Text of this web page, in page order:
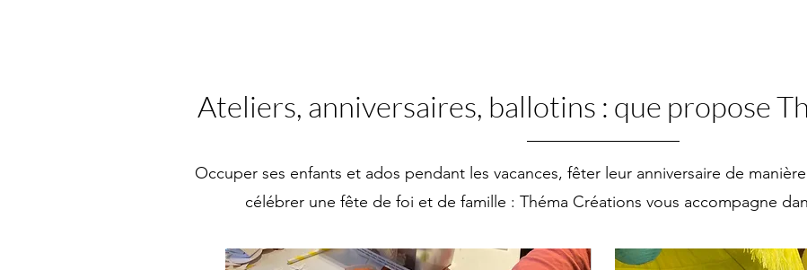
Ateliers, anniversaires, ballotins : que propose
Occuper ses enfants et ados pendant les vacances, fêter leur anniversaire de
célébrer une fête de foi et de famille : Théma Créations vous accompagne